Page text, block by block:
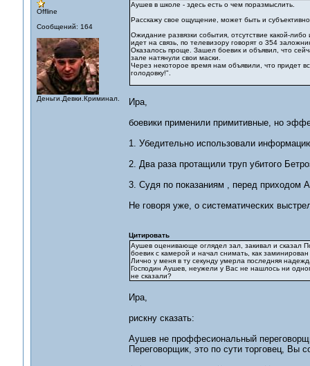
Offline
Сообщений: 164
Деньги.Девки.Криминал.
Аушев в школе - здесь есть о чем поразмыслить.
Расскажу свое ощущение, может быть и
Ожидание развязки события, отсутствие какой-
идет на связь, по телевизору говорят о 354
Оказалось проще. Зашел боевик и объявил, что
зале натянули свои маски.
Через некоторое время нам объявили, что придет
голодовку!".
Ира,
боевики применили примитивные, но
1. Убедительно использовали
2. Два раза протащили труп убитого
3. Судя по показаниям , перед приходом
Не говоря уже, о систематических
Цитировать
Аушев оценивающе оглядел зал, закивал и сказал
боевик с камерой и начал снимать, как
Лично у меня в ту секунду умерла последняя
Господин Аушев, неужели у Вас не нашлось ни
не сказали?
Ира,
рискну сказать:
Аушев не проффесиональный
Переговорщик, это по сути торговец, Вы